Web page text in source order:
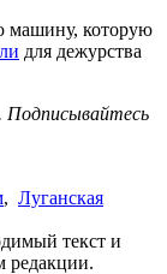
машину, которую
для дежурства
Подписывайтесь
, Луганская
текст и
редакции.